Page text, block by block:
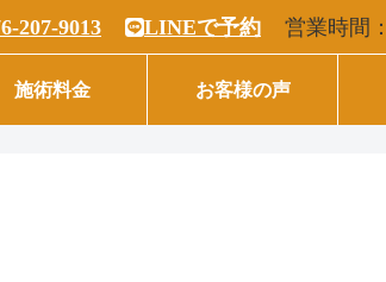
207-9013 LINEで予約 営業時間
施術料金 お客様の声